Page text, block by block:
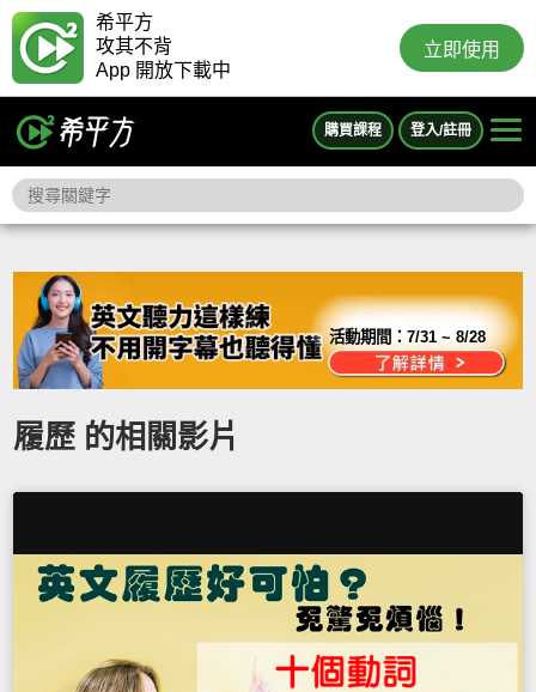
希平方
攻其不背
App 開放下載中
立即使用
購買課程 登入/註冊
活動期間：7/31 ~ 8/28
履歷 的相關影片